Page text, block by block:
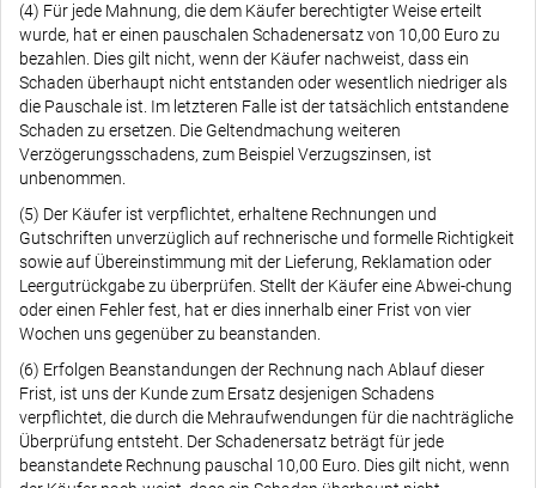
(4) Für jede Mahnung, die dem Käufer berechtigter Weise erteilt
wurde, hat er einen pauschalen Schadenersatz von 10,00 Euro zu
bezahlen. Dies gilt nicht, wenn der Käufer nachweist, dass ein
Schaden überhaupt nicht entstanden oder wesentlich niedriger als
die Pauschale ist. Im letzteren Falle ist der tatsächlich entstandene
Schaden zu ersetzen. Die Geltendmachung weiteren
Verzögerungsschadens, zum Beispiel Verzugszinsen, ist
unbenommen.
(5) Der Käufer ist verpflichtet, erhaltene Rechnungen und
Gutschriften unverzüglich auf rechnerische und formelle Richtigkeit
sowie auf Übereinstimmung mit der Lieferung, Reklamation oder
Leergutrückgabe zu überprüfen. Stellt der Käufer eine Abwei-chung
oder einen Fehler fest, hat er dies innerhalb einer Frist von vier
Wochen uns gegenüber zu beanstanden.
(6) Erfolgen Beanstandungen der Rechnung nach Ablauf dieser
Frist, ist uns der Kunde zum Ersatz desjenigen Schadens
verpflichtet, die durch die Mehraufwendungen für die nachträgliche
Überprüfung entsteht. Der Schadenersatz beträgt für jede
beanstandete Rechnung pauschal 10,00 Euro. Dies gilt nicht, wenn